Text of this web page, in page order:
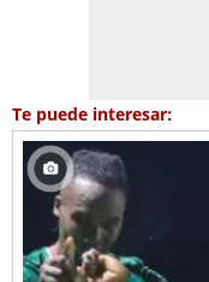
Te puede interesar: